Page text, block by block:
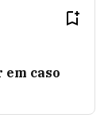
em caso